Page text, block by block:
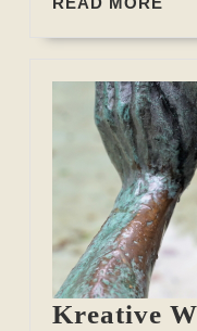
Kreative